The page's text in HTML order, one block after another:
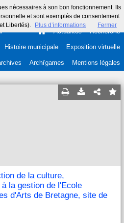
nécessaires à son bon fonctionnement. Ils
et sont exemptés de consentement
Libertés).
Plus d’informations Fermer
Actualités Recherche
Histoire municipale Exposition virtuelle
Archi'games Mentions légales
de la culture,
la gestion de l'Ecole
d'Arts de Bretagne, site de